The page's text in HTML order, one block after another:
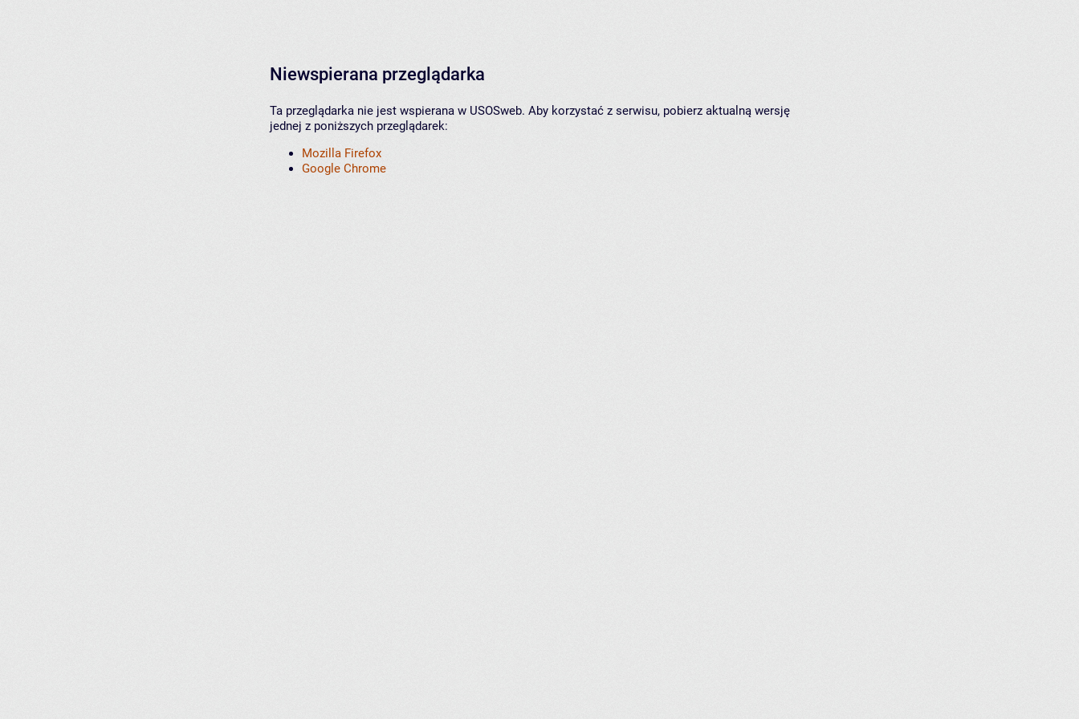
Niewspierana przeglądarka
Ta przeglądarka nie jest wspierana w USOSweb. Aby korzystać z serwisu, pobierz aktualną wersję
jednej z poniższych przeglądarek:
Mozilla Firefox
Google Chrome